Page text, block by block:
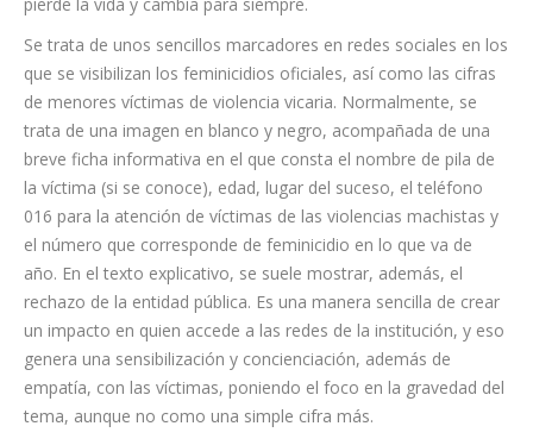
Descripción de los contadores.
haga reflexionar y visibilizar que detrás de cada asesinato, no
hay una cifra, sino una mujer, una familia, un círculo social que
pierde la vida y cambia para siempre.
Se trata de unos sencillos marcadores en redes sociales en los
que se visibilizan los feminicidios oficiales, así como las cifras
de menores víctimas de violencia vicaria. Normalmente, se
trata de una imagen en blanco y negro, acompañada de una
breve ficha informativa en el que consta el nombre de pila de
la víctima (si se conoce), edad, lugar del suceso, el teléfono
016 para la atención de víctimas de las violencias machistas y
el número que corresponde de feminicidio en lo que va de
año. En el texto explicativo, se suele mostrar, además, el